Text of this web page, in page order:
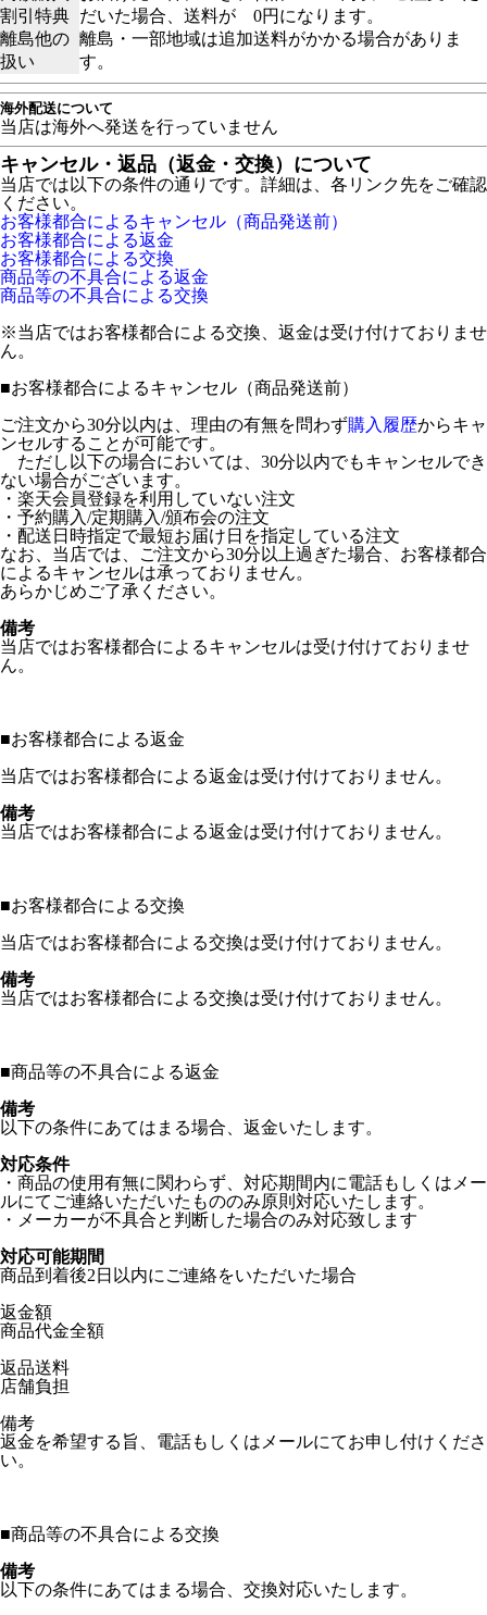
割引特典 だいた場合、送料が 0円になります。
離島他の
扱い
離島・一部地域は追加送料がかかる場合がありま
す。
海外配送について
当店は海外へ発送を行っていません
キャンセル・返品（返金・交換）について
当店では以下の条件の通りです。詳細は、各リンク先をご確認
ください。
お客様都合によるキャンセル（商品発送前）
お客様都合による返金
お客様都合による交換
商品等の不具合による返金
商品等の不具合による交換
※当店ではお客様都合による交換、返金は受け付けておりませ
ん。
■お客様都合によるキャンセル（商品発送前）
ご注文から30分以内は、理由の有無を問わず購入履歴からキャ
ンセルすることが可能です。
ただし以下の場合においては、30分以内でもキャンセルでき
ない場合がございます。
・楽天会員登録を利用していない注文
・予約購入/定期購入/頒布会の注文
・配送日時指定で最短お届け日を指定している注文
なお、当店では、ご注文から30分以上過ぎた場合、お客様都合
によるキャンセルは承っておりません。
あらかじめご了承ください。
備考
当店ではお客様都合によるキャンセルは受け付けておりませ
ん。
■お客様都合による返金
当店ではお客様都合による返金は受け付けておりません。
備考
当店ではお客様都合による返金は受け付けておりません。
■お客様都合による交換
当店ではお客様都合による交換は受け付けておりません。
備考
当店ではお客様都合による交換は受け付けておりません。
■商品等の不具合による返金
備考
以下の条件にあてはまる場合、返金いたします。
対応条件
・商品の使用有無に関わらず、対応期間内に電話もしくはメー
ルにてご連絡いただいたもののみ原則対応いたします。
・メーカーが不具合と判断した場合のみ対応致します
対応可能期間
商品到着後2日以内にご連絡をいただいた場合
返金額
商品代金全額
返品送料
店舗負担
備考
返金を希望する旨、電話もしくはメールにてお申し付けくださ
い。
■商品等の不具合による交換
備考
以下の条件にあてはまる場合、交換対応いたします。